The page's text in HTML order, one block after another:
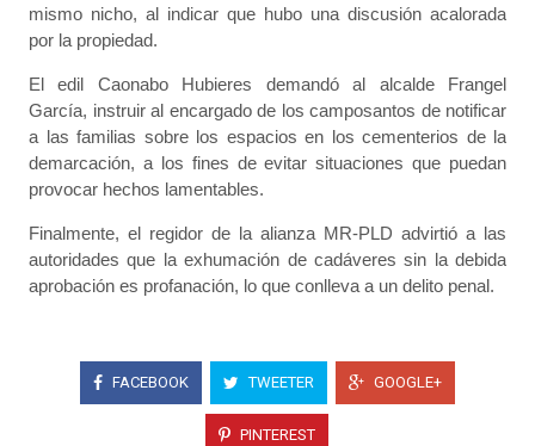
mismo nicho, al indicar que hubo una discusión acalorada
por la propiedad.
El edil Caonabo Hubieres demandó al alcalde Frangel
García, instruir al encargado de los camposantos de notificar
a las familias sobre los espacios en los cementerios de la
demarcación, a los fines de evitar situaciones que puedan
provocar hechos lamentables.
Finalmente, el regidor de la alianza MR-PLD advirtió a las
autoridades que la exhumación de cadáveres sin la debida
aprobación es profanación, lo que conlleva a un delito penal.
FACEBOOK TWEETER GOOGLE+
PINTEREST